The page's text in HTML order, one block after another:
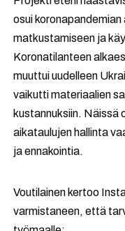
osui
matkustamiseen ja
Koronatilanteen
muuttui uudelleen
vaikutti materiaalien
kustannuksiin. Näissä
aikataulujen hallinta
ja ennakointia.
Voutilainen kertoo
varmistaneen, että